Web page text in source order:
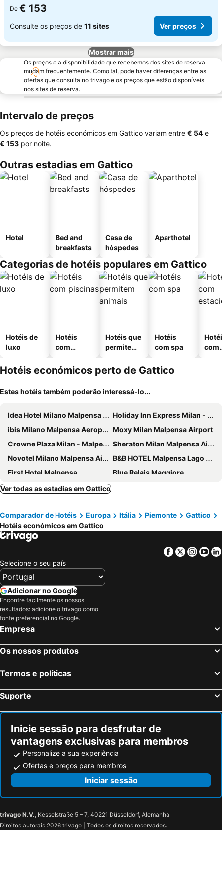
De € 153
Consulte os preços de 11 sites Ver preços
Mostrar mais
Os preços e a disponibilidade que recebemos dos sites de reserva
mudam frequentemente. Como tal, pode haver diferenças entre as
ofertas que consulta no trivago e os preços que estão disponíveis
nos sites de reserva.
Intervalo de preços
Os preços de hotéis económicos em Gattico variam entre ‎€ 54 e
‎€ 153 por noite.
Outras estadias em Gattico
Hotel
Bed and
breakfasts
Casa de
hóspedes
Aparthotel
Categorias de hotéis populares em Gattico
Hotéis de
luxo
Hotéis
com
Hotéis que
permitem
Hotéis
com spa
com
Hotéis económicos perto de Gattico
Estes hotéis também poderão interessá-lo...
Idea Hotel Milano Malpensa Airport
Holiday Inn Express Milan - Malpensa Airport By Ihg
ibis Milano Malpensa Aeroporto
Moxy Milan Malpensa Airport
Crowne Plaza Milan - Malpensa Airport By Ihg
Sheraton Milan Malpensa Airport Hotel & Conference Centre
Novotel Milano Malpensa Airport
B&B HOTEL Malpensa Lago Maggiore
First Hotel Malpensa
Blue Relais Maggiore
Hotel Oleggio Malpensa
Best Western Hotel Cavalieri Della Corona
Aer Hotel Malpensa
Dolce by Wyndham Milan Malpensa
Luna Hotel Motel Lago Maggiore Arona
Hotel La Palma
Hotel Residence Montelago
Grand Hotel Bristol
Osteria delle 3V
Grand Hotel Des Iles Borromees
Hilton Garden Inn Milan Malpensa
Hotel Ristorante Tre Leoni
Hotel San Giacomo
Hotel Da Cesare
Novotel Malpensa Airport
Hotel Ponti
Hotel Villa Borghi
Hotel Astoria
Sirio Hotel
Hotel Bocciolo
Hotel Aracoeli
Hotel San Rocco
Hotel La Bussola
Relais Casali della Cisterna
Cavour 30TRE già Hotel Moderno
Hotel L'Approdo
Hotel Osteria della Pista
Ver todas as estadias em Gattico
Comparador de Hotéis Europa Itália Piemonte
Gattico
Hotéis económicos em Gattico
Facebook
Twitter
Selecione o seu país
Adicionar no Google
Encontre facilmente os nossos
resultados: adicione o trivago como
fonte preferencial no Google.
Empresa
Os nossos produtos
Termos e políticas
Suporte
Inicie sessão para desfrutar de
vantagens exclusivas para membros
Personalize a sua experiência
Ofertas e preços para membros
Iniciar sessão
trivago N.V., Kesselstraße 5 – 7, 40221 Düsseldorf, Alemanha
Direitos autorais 2026 trivago | Todos os direitos reservados.